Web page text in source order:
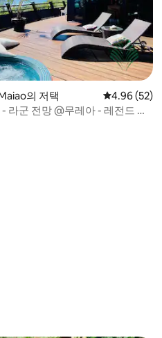
기 10개
의 저택 평점 4.96점
4.96 (52)
라군 전망 @무레아 - 레전드 레